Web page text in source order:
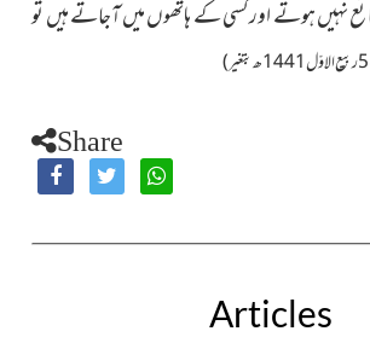
نہیں ہوتے اور کسی کے ہاتھوں میں آجاتے ہیں تو
Share
Articles